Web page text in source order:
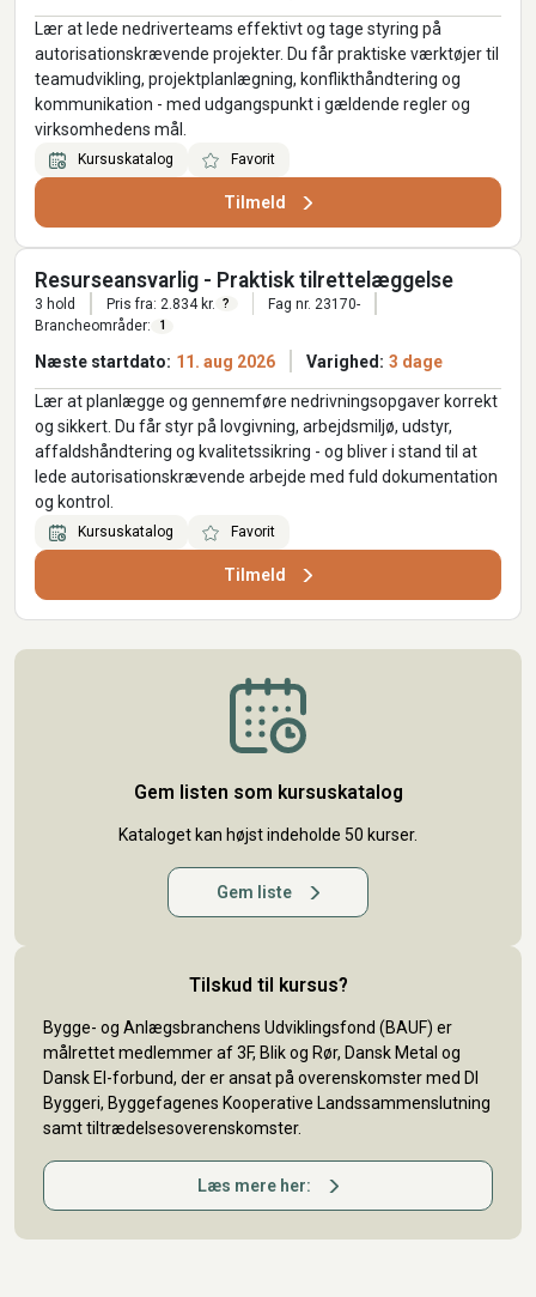
Lær at lede nedriverteams effektivt og tage styring på
autorisationskrævende projekter. Du får praktiske værktøjer til
teamudvikling, projektplanlægning, konflikthåndtering og
kommunikation - med udgangspunkt i gældende regler og
virksomhedens mål.
Kursuskatalog Favorit
Tilmeld
Resurseansvarlig - Praktisk tilrettelæggelse
3 hold Pris fra: 2.834 kr. ?
Fag nr. 23170-
Brancheområder:
1
Næste startdato: 11. aug 2026 Varighed: 3 dage
Lær at planlægge og gennemføre nedrivningsopgaver korrekt
og sikkert. Du får styr på lovgivning, arbejdsmiljø, udstyr,
affaldshåndtering og kvalitetssikring - og bliver i stand til at
lede autorisationskrævende arbejde med fuld dokumentation
og kontrol.
Kursuskatalog Favorit
Tilmeld
Gem listen som kursuskatalog
Kataloget kan højst indeholde 50 kurser.
Gem liste
Tilskud til kursus?
Bygge- og Anlægsbranchens Udviklingsfond (BAUF) er
målrettet medlemmer af 3F, Blik og Rør, Dansk Metal og
Dansk El-forbund, der er ansat på overenskomster med DI
Byggeri, Byggefagenes Kooperative Landssammenslutning
samt tiltrædelsesoverenskomster.
Læs mere her: